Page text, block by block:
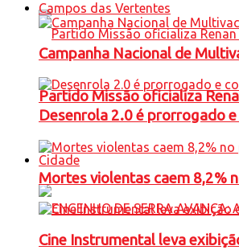
Partido Missão oficializa
Cidade
Campos das Vertentes
Campanha Nacional de
Desenrola 2.0 é prorrogado
Mortes violentas caem 8,2%
Cine Instrumental leva